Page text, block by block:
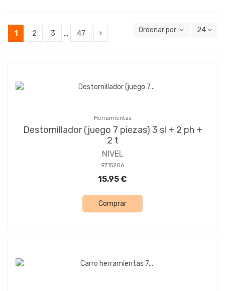
1 2 3 … 47 Ordenar por: 24
Herramientas
Destornillador (juego 7 piezas) 3 sl + 2 ph +
2 t
NIVEL
9715206
15,95 €
Comprar